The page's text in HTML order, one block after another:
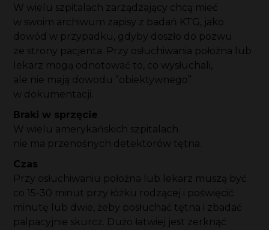
W wielu szpitalach zarządzający chcą mieć
w swoim archiwum zapisy z badań KTG, jako
dowód w przypadku, gdyby doszło do pozwu
ze strony pacjenta. Przy osłuchiwania położna lub
lekarz mogą odnotować to, co wysłuchali,
ale nie mają dowodu ”obiektywnego”
w dokumentacji.
Braki w sprzęcie
W wielu amerykańskich szpitalach
nie ma przenośnych detektorów tętna.
Czas
Przy osłuchiwaniu położna lub lekarz muszą być
co 15-30 minut przy łóżku rodzącej i poświęcić
minutę lub dwie, żeby posłuchać tętna i zbadać
palpacyjnie skurcz. Dużo łatwiej jest zerknąć